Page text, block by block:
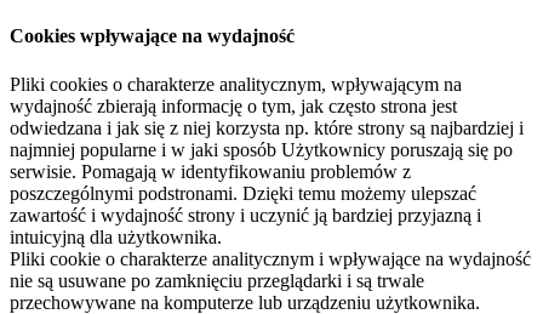
Cookies wpływające na wydajność
Pliki cookies o charakterze analitycznym, wpływającym na
wydajność zbierają informację o tym, jak często strona jest
odwiedzana i jak się z niej korzysta np. które strony są najbardziej i
najmniej popularne i w jaki sposób Użytkownicy poruszają się po
serwisie. Pomagają w identyfikowaniu problemów z
poszczególnymi podstronami. Dzięki temu możemy ulepszać
zawartość i wydajność strony i uczynić ją bardziej przyjazną i
intuicyjną dla użytkownika.
Pliki cookie o charakterze analitycznym i wpływające na wydajność
nie są usuwane po zamknięciu przeglądarki i są trwale
przechowywane na komputerze lub urządzeniu użytkownika.